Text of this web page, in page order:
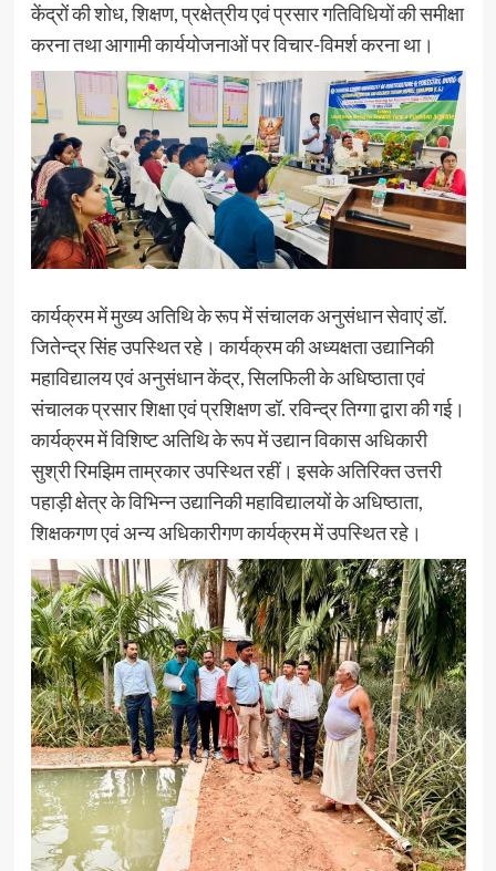
केंद्रों की शोध, शिक्षण, प्रक्षेत्रीय एवं प्रसार गतिविधियों की समीक्षा
करना तथा आगामी कार्ययोजनाओं पर विचार-विमर्श करना था।
कार्यक्रम में मुख्य अतिथि के रूप में संचालक अनुसंधान सेवाएं डॉ.
जितेन्द्र सिंह उपस्थित रहे। कार्यक्रम की अध्यक्षता उद्यानिकी
महाविद्यालय एवं अनुसंधान केंद्र, सिलफिली के अधिष्ठाता एवं
संचालक प्रसार शिक्षा एवं प्रशिक्षण डॉ. रविन्द्र तिग्गा द्वारा की गई।
कार्यक्रम में विशिष्ट अतिथि के रूप में उद्यान विकास अधिकारी
सुश्री रिमझिम ताम्रकार उपस्थित रहीं। इसके अतिरिक्त उत्तरी
पहाड़ी क्षेत्र के विभिन्न उद्यानिकी महाविद्यालयों के अधिष्ठाता,
शिक्षकगण एवं अन्य अधिकारीगण कार्यक्रम में उपस्थित रहे।